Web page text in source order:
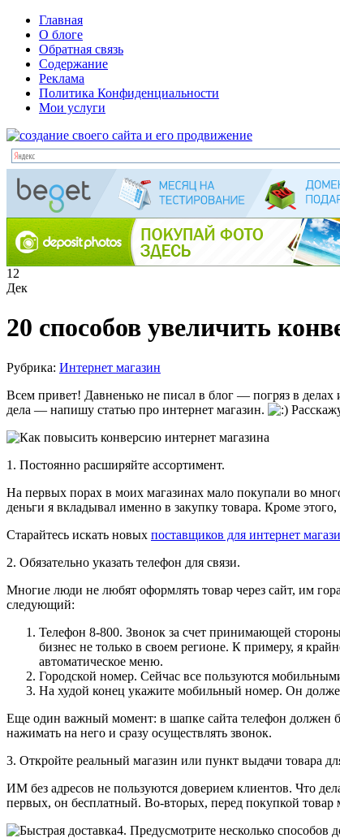
Главная
О блоге
Обратная связь
Содержание
Реклама
Политика Конфиденциальности
Мои услуги
12
Дек
20 способов увеличить
Рубрика: Интернет магазин
Всем привет! Давненько не писал в блог — погряз в делах
дела — напишу статью про интернет магазин.
1. Постоянно расширяйте ассортимент.
На первых порах в моих магазинах мало покупали во
деньги я вкладывал именно в закупку товара. Кроме
Старайтесь искать новых поставщиков для интернет
2. Обязательно указать телефон для связи.
Многие люди не любят оформлять товар через сайт, им
следующий:
Телефон 8-800. Звонок за счет принимающей
бизнес не только в своем регионе. К примеру, я
автоматическое меню.
Городской номер. Сейчас все пользуются
На худой конец укажите мобильный номер. Он
Еще один важный момент: в шапке сайта телефон должен
нажимать на него и сразу осуществлять звонок.
3. Откройте реальный магазин или пункт выдачи товара
ИМ без адресов не пользуются доверием клиентов. Что
первых, он бесплатный. Во-вторых, перед покупкой товар
4. Предусмотрите несколько способов